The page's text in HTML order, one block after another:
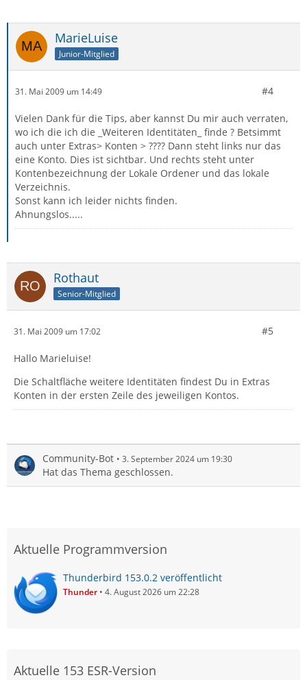
MarieLuise
Junior-Mitglied
31. Mai 2009 um 14:49 #4
Vielen Dank für die Tips, aber kannst Du mir auch verraten,
wo ich die ich die _Weiteren Identitäten_ finde ? Betsimmt
auch unter Extras> Konten > ???? Dann steht links nur das
eine Konto. Dies ist sichtbar. Und rechts steht unter
Kontenbezeichnung der Lokale Ordener und das lokale
Verzeichnis.
Sonst kann ich leider nichts finden.
Ahnungslos.....
Rothaut
Senior-Mitglied
31. Mai 2009 um 17:02 #5
Hallo Marieluise!
Die Schaltfläche weitere Identitäten findest Du in Extras
Konten in der ersten Zeile des jeweiligen Kontos.
Community-Bot 3. September 2024 um 19:30
Hat das Thema geschlossen.
Aktuelle Programmversion
Thunderbird 153.0.2 veröffentlicht
Thunder 4. August 2026 um 22:28
Aktuelle 153 ESR-Version